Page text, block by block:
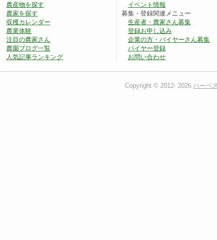
農産物を探す
農家を探す
収穫カレンダー
農業体験
注目の農家さん
農園ブログ一覧
人気記事ランキング
イベント情報
募集・登録関連メニュー
生産者・農家さん募集
登録お申し込み
企業の方・バイヤーさん募集
バイヤー登録
お問い合わせ
Copyright © 2012- 2026 ハーベ